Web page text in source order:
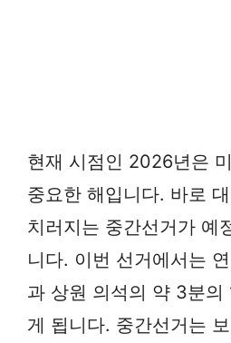
현재 시점인 2026년은
중요한 해입니다. 바로
치러지는 중간선거가 예
니다. 이번 선거에서는
과 상원 의석의 약 3분의
게 됩니다. 중간선거는